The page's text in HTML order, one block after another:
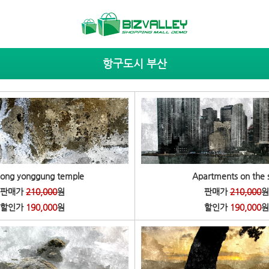
항구도시 부산
yonggung temple
판매가210,000원
할인가 190,000원
Apartments on the
판매가210,000원
할인가 190,000원